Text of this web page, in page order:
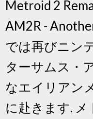
Metroid 2
AM2R -
では再びニン
ターサムス・
なエイリアン
に赴きます.